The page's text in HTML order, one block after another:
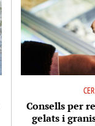
Consells per
gelats i